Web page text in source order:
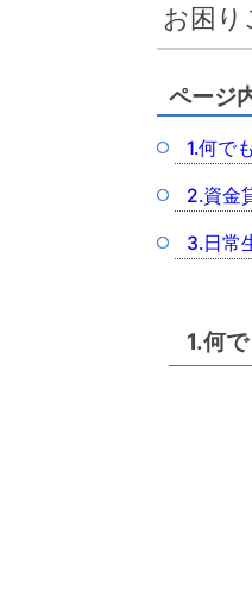
お困り
ページ
1.何で
2.資金
3.日常
1.何